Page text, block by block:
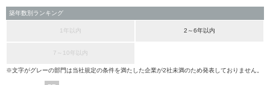
築年数別ランキング
1年以内 2～6年以内
7～10年以内
※文字がグレーの部門は当社規定の条件を満たした企業が2社未満のため発表しておりません。